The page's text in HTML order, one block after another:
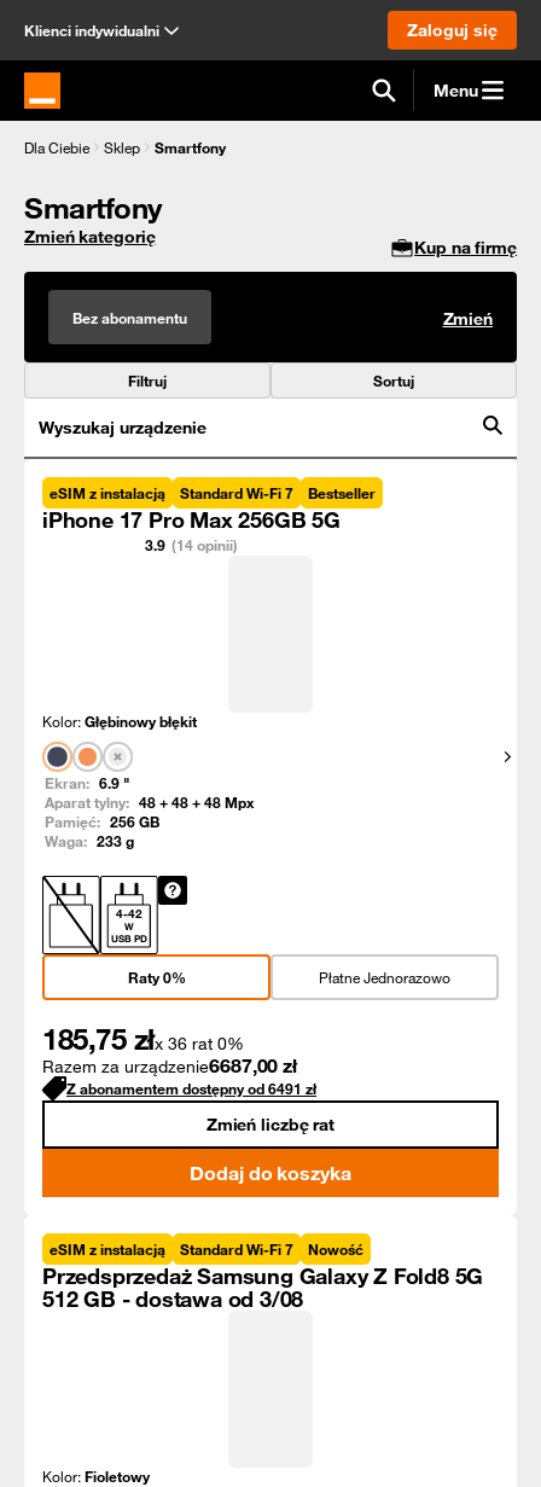
Klienci indywidualni Zaloguj się
Strona główna Orange.pl Menu
Dla Ciebie Sklep Smartfony
Smartfony
Zmień kategorię Kup na firmę
Bez abonamentu Zmień
Filtruj Sortuj
Wyszukaj urządzenie
eSIM z instalacją Standard Wi-Fi 7 Bestseller
iPhone 17 Pro Max 256GB 5G
3.9 (14 opinii)
Kolor:Głębinowy błękit
Ekran: 6.9 "
Aparat tylny: 48 + 48 + 48Mpx
Pamięć: 256GB
Waga: 233g
4-42
W
USB PD
Płatne Jednorazowo
Raty 0%
185,75 złx 36 rat 0%
Razem za urządzenie6687,00 zł
Z abonamentem dostępny od6491 zł
Zmień liczbę rat
Dodaj do koszyka
eSIM z instalacją Standard Wi-Fi 7 Nowość
Przedsprzedaż Samsung Galaxy Z Fold8 5G
512 GB - dostawa od 3/08
Kolor:Fioletowy